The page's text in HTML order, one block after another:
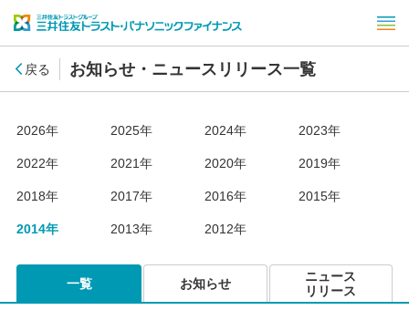
戻る お知らせ・ニュースリリース一覧
2026年 2025年 2024年 2023年
2022年 2021年 2020年 2019年
2018年 2017年 2016年 2015年
2014年 2013年 2012年
一覧 お知らせ
ニュース
リリース